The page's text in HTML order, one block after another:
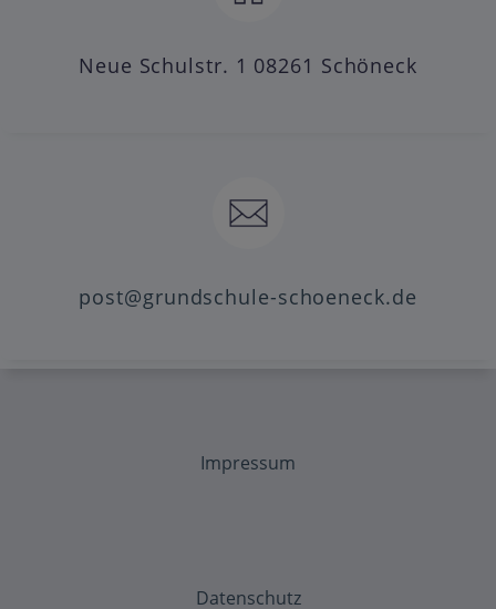
Neue Schulstr. 1 08261 Schöneck
post@grundschule-schoeneck.de
Impressum
Datenschutz